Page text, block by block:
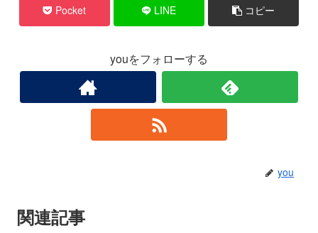
Pocket LINE コピー
youをフォローする
you
関連記事